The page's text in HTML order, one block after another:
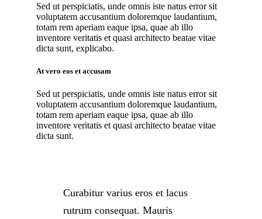
Sed ut perspiciatis, unde omnis iste natus error sit
voluptatem accusantium doloremque laudantium,
totam rem aperiam eaque ipsa, quae ab illo
inventore veritatis et quasi architecto beatae vitae
dicta sunt, explicabo.
At vero eos et accusam
Sed ut perspiciatis, unde omnis iste natus error sit
voluptatem accusantium doloremque laudantium,
totam rem aperiam eaque ipsa, quae ab illo
inventore veritatis et quasi architecto beatae vitae
dicta sunt.
Curabitur varius eros et lacus
rutrum consequat. Mauris